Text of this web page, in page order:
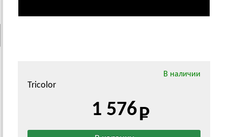
В наличии
Tricolor
1 576